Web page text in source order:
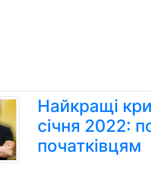
Найкращі
січня 2022:
початківцям